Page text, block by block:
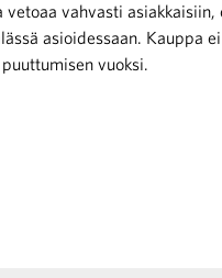
vetoaa vahvasti
asioidessaan. Kauppa
vuoksi.